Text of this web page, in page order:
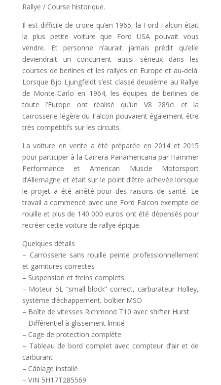
Rallye / Course historique.
Il est difficile de croire qu’en 1965, la Ford Falcon était
la plus petite voiture que Ford USA pouvait vous
vendre. Et personne n’aurait jamais prédit qu’elle
deviendrait un concurrent aussi sérieux dans les
courses de berlines et les rallyes en Europe et au-delà.
Lorsque Bjo Ljungfeldt s’est classé deuxième au Rallye
de Monte-Carlo en 1964, les équipes de berlines de
toute l’Europe ont réalisé qu’un V8 289ci et la
carrosserie légère du Falcon pouvaient également être
très compétitifs sur les circuits.
La voiture en vente a été préparée en 2014 et 2015
pour participer à la Carrera Panamericana par Hammer
Performance et American Muscle Motorsport
d’Allemagne et était sur le point d’être achevée lorsque
le projet a été arrêté pour des raisons de santé. Le
travail a commencé avec une Ford Falcon exempte de
rouille et plus de 140 000 euros ont été dépensés pour
recréer cette voiture de rallye épique.
Quelques détails
– Carrosserie sans rouille peinte professionnellement
et garnitures correctes
– Suspension et freins complets
– Moteur 5L “small block” correct, carburateur Holley,
système d’échappement, boîtier MSD
– Boîte de vitesses Richmond T10 avec shifter Hurst
– Différentiel à glissement limité
– Cage de protection complète
– Tableau de bord complet avec compteur d’air et de
carburant
– Câblage installé
– VIN 5H17T285569